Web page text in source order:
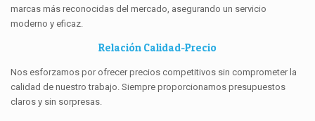
marcas más reconocidas del mercado, asegurando un servicio
moderno y eficaz.
Relación Calidad-Precio
Nos esforzamos por ofrecer precios competitivos sin comprometer la
calidad de nuestro trabajo. Siempre proporcionamos presupuestos
claros y sin sorpresas.